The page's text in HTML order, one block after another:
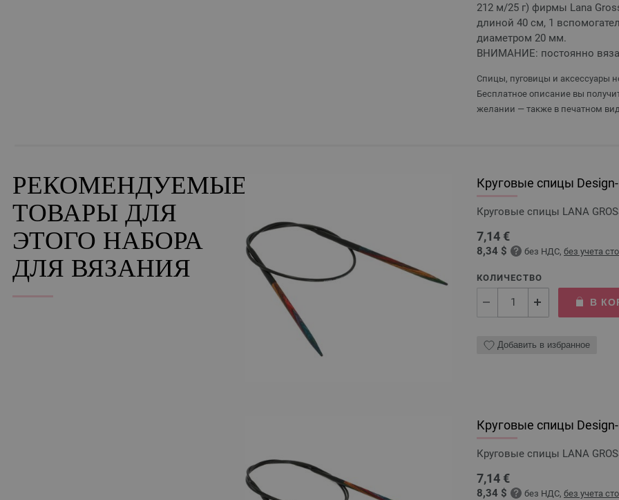
212 м/25 г) фирмы Lana
длиной 40 см, 1
диаметром 20 мм.
ВНИМАНИЕ: постоянно
Спицы, пуговицы и аксессуары
Бесплатное описание вы
желании — также в печатном
РЕКОМЕНДУЕМЫЕ
ТОВАРЫ ДЛЯ
ЭТОГО НАБОРА
ДЛЯ ВЯЗАНИЯ
Круговые спицы
Круговые спицы LANA
7,14 €
8,34 $ без НДС, без учета
КОЛИЧЕСТВО
В
Добавить в избранное
Круговые спицы
Круговые спицы LANA
7,14 €
8,34 $ без НДС, без учета